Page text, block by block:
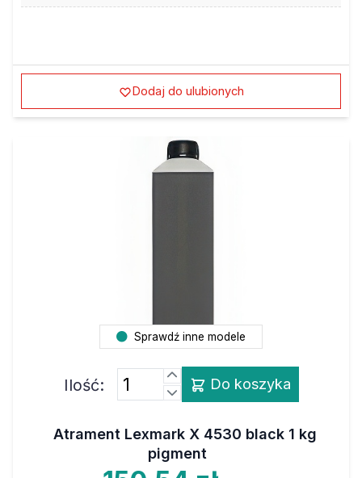
Dodaj do ulubionych
Sprawdź inne modele
Ilość: Do koszyka
Atrament Lexmark X 4530 black 1 kg
pigment